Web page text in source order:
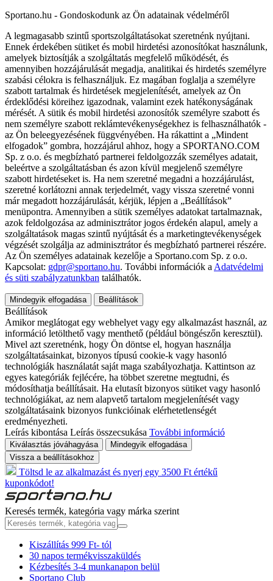
Sportano.hu - Gondoskodunk az Ön adatainak védelméről
A legmagasabb szintű sportszolgáltatásokat szeretnénk nyújtani.
Ennek érdekében sütiket és mobil hirdetési azonosítókat használunk,
amelyek biztosítják a szolgáltatás megfelelő működését, és
amennyiben hozzájárulását megadja, analitikai és hirdetés személyre
szabási célokra is felhasználjuk. Ez magában foglalja a személyre
szabott tartalmak és hirdetések megjelenítését, amelyek az Ön
érdeklődési köreihez igazodnak, valamint ezek hatékonyságának
mérését. A sütik és mobil hirdetési azonosítók személyre szabott és
nem személyre szabott reklámtevékenységekhez is felhasználhatók -
az Ön beleegyezésének függvényében. Ha rákattint a „Mindent
elfogadok” gombra, hozzájárul ahhoz, hogy a SPORTANO.COM
Sp. z o.o. és megbízható partnerei feldolgozzák személyes adatait,
beleértve a szolgáltatásban és azon kívül megjelenő személyre
szabott hirdetéseket is. Ha nem szeretné megadni a hozzájárulást,
szeretné korlátozni annak terjedelmét, vagy vissza szeretné vonni
már megadott hozzájárulását, kérjük, lépjen a „Beállítások”
menüpontra. Amennyiben a sütik személyes adatokat tartalmaznak,
azok feldolgozása az adminisztrátor jogos érdekén alapul, amely a
szolgáltatások magas szintű nyújtását és a marketingtevékenységek
végzését szolgálja az adminisztrátor és megbízható partnerei részére.
Az Ön személyes adatainak kezelője a Sportano.com Sp. z o.o.
Kapcsolat: gdpr@sportano.hu. További információk a Adatvédelmi
és süti szabályzatunkban találhatók.
Mindegyik elfogadása Beállítások
Beállítások
Amikor meglátogat egy webhelyet vagy egy alkalmazást használ, az
információ letölthető vagy menthető (például böngészőn keresztül).
Mivel azt szeretnénk, hogy Ön döntse el, hogyan használja
szolgáltatásainkat, bizonyos típusú cookie-k vagy hasonló
technológiák használatát saját maga szabályozhatja. Kattintson az
egyes kategóriák fejlécére, ha többet szeretne megtudni, és
módosíthatja beállításait. Ha elutasít bizonyos sütiket vagy hasonló
technológiákat, az nem alapvető tartalom megjelenítését vagy
szolgáltatásaink bizonyos funkcióinak elérhetetlenségét
eredményezheti.
Leírás kibontása Leírás összecsukása További információ
Kiválasztás jóváhagyása
Mindegyik elfogadása
Vissza a beállításokhoz
Töltsd le az alkalmazást és nyerj egy 3500 Ft értékű
kuponkódot!
Keresés termék, kategória vagy márka szerint
Kiszállítás 999 Ft- tól
30 napos termékvisszaküldés
Kézbesítés 3-4 munkanapon belül
Sportano Club